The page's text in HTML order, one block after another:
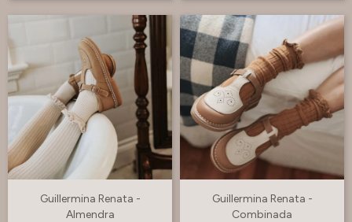
Guillermina Renata -
Almendra
Guillermina Renata -
Combinada